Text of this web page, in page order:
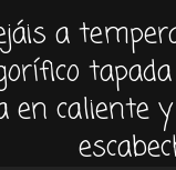
a
en caliente